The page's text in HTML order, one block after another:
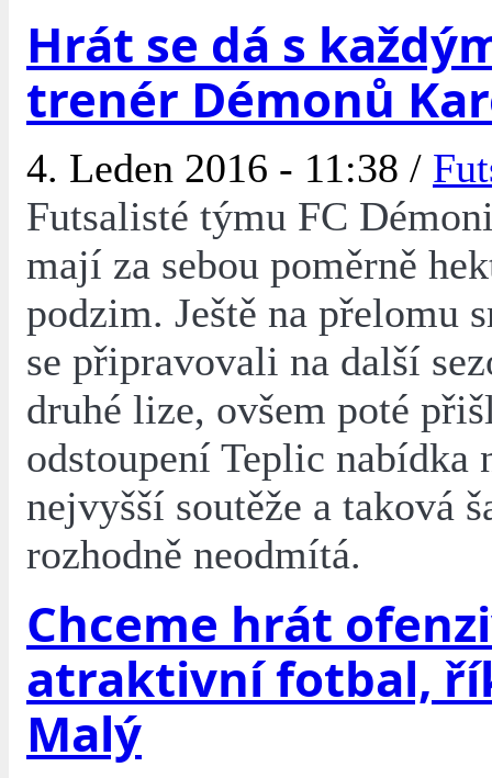
Hrát se dá s
trenér Démonů
4. Leden 2016 - 11:38 /
Futsalisté týmu FC
mají za sebou poměrně
podzim. Ještě na přelomu
se připravovali na další
druhé lize, ovšem poté
odstoupení Teplic nabídka
nejvyšší soutěže a taková
rozhodně neodmítá.
Chceme hrát
atraktivní fotbal,
Malý